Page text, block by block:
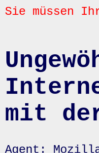
Sie müssen
mit
Agent: